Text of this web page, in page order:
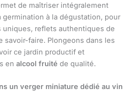
de maîtriser intégralement
à la dégustation, pour
uniques, reflets authentiques de
savoir-faire. Plongeons dans les
ce jardin productif et
en alcool fruité de qualité.
un verger miniature dédié au vin